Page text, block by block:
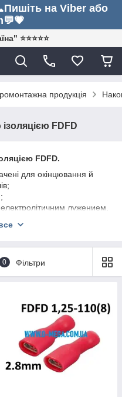
на Viber або
⭐⭐⭐⭐⭐
продукція
FDFD
FDFD.
для окінцювання й
лужением,
коннектор.
вигляді означають
«110» - ширина 2,8
- ширина 6,3 мм
від коннекторів плоских з
повної ізоляції, яка
швидко
або ізольоване
плоскими штирями. Для
з повною ізоляцією
0 Фільтри